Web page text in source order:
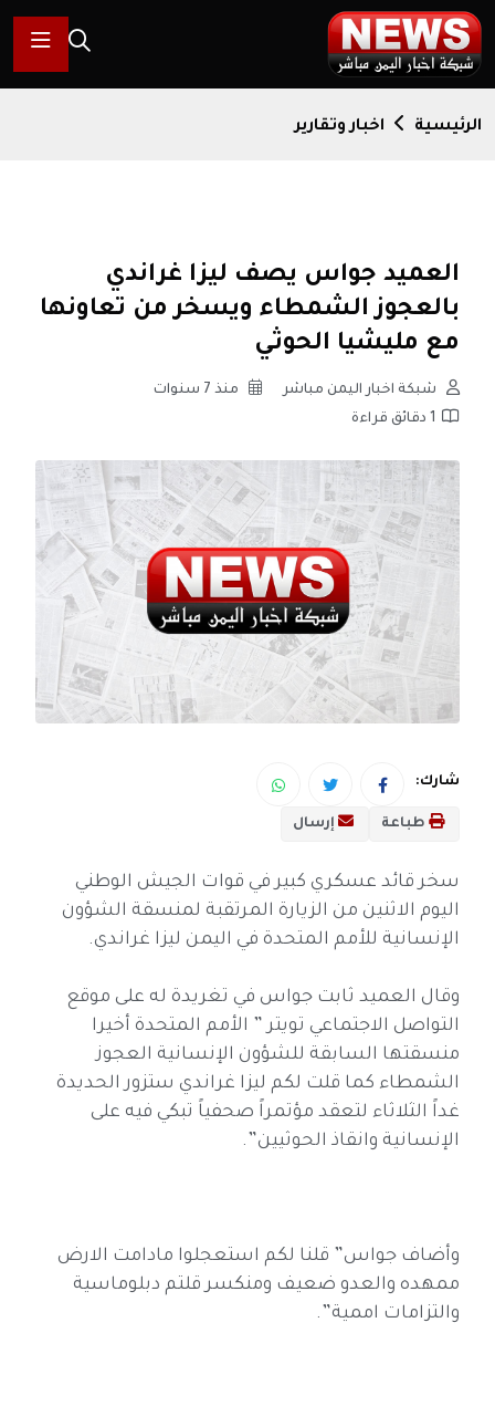
الرئيسية اخبار وتقارير
العميد جواس يصف ليزا غراندي
بالعجوز الشمطاء ويسخر من تعاونها
مع مليشيا الحوثي
شبكة اخبار اليمن مباشر
منذ 7 سنوات
1 دقائق قراءة
شارك:
طباعة إرسال
سخر قائد عسكري كبير في قوات الجيش الوطني
اليوم الاثنين من الزيارة المرتقبة لمنسقة الشؤون
الإنسانية للأمم المتحدة في اليمن ليزا غراندي.
وقال العميد ثابت جواس في تغريدة له على موقع
التواصل الاجتماعي تويتر ” الأمم المتحدة أخيرا
منسقتها السابقة للشؤون الإنسانية العجوز
الشمطاء كما قلت لكم ليزا غراندي ستزور الحديدة
غداً الثلاثاء لتعقد مؤتمراً صحفياً تبكي فيه على
الإنسانية وانقاذ الحوثيين”.
وأضاف جواس” قلنا لكم استعجلوا مادامت الارض
ممهده والعدو ضعيف ومنكسر قلتم دبلوماسية
والتزامات اممية”.